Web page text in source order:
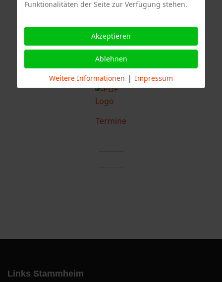
Termine
Links Stammheim
Funktionalitäten der Seite zur Verfügung stehen.
Akzeptieren
Ablehnen
Weitere Informationen | Impressum